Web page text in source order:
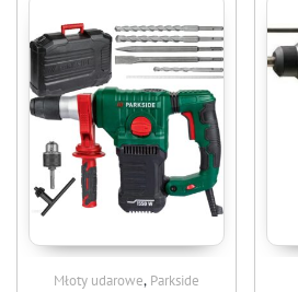
Młoty udarowe, Parkside